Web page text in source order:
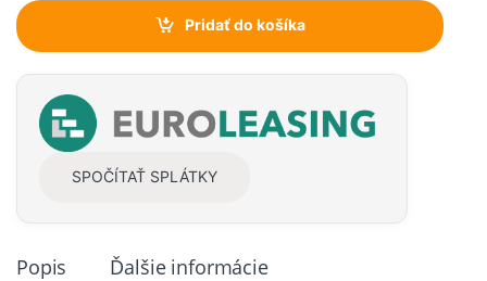
t
i
y
Pridať do košíka
SPOČÍTAŤ SPLÁTKY
Popis Ďalšie informácie